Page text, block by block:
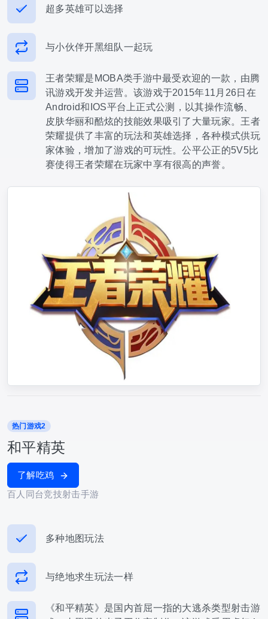
超多英雄可以选择
与小伙伴开黑组队一起玩
王者荣耀是MOBA类手游中最受欢迎的一款，由腾
讯游戏开发并运营。该游戏于2015年11月26日在
Android和IOS平台上正式公测，以其操作流畅、
皮肤华丽和酷炫的技能效果吸引了大量玩家。王者
荣耀提供了丰富的玩法和英雄选择，各种模式供玩
家体验，增加了游戏的可玩性。公平公正的5V5比
赛使得王者荣耀在玩家中享有很高的声誉。
热门游戏2
和平精英
了解吃鸡
百人同台竞技射击手游
多种地图玩法
与绝地求生玩法一样
《和平精英》是国内首屈一指的大逃杀类型射击游